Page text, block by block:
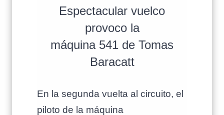
Espectacular vuelco
provoco la
máquina 541 de Tomas
Baracatt
En la segunda vuelta al circuito, el
piloto de la máquina